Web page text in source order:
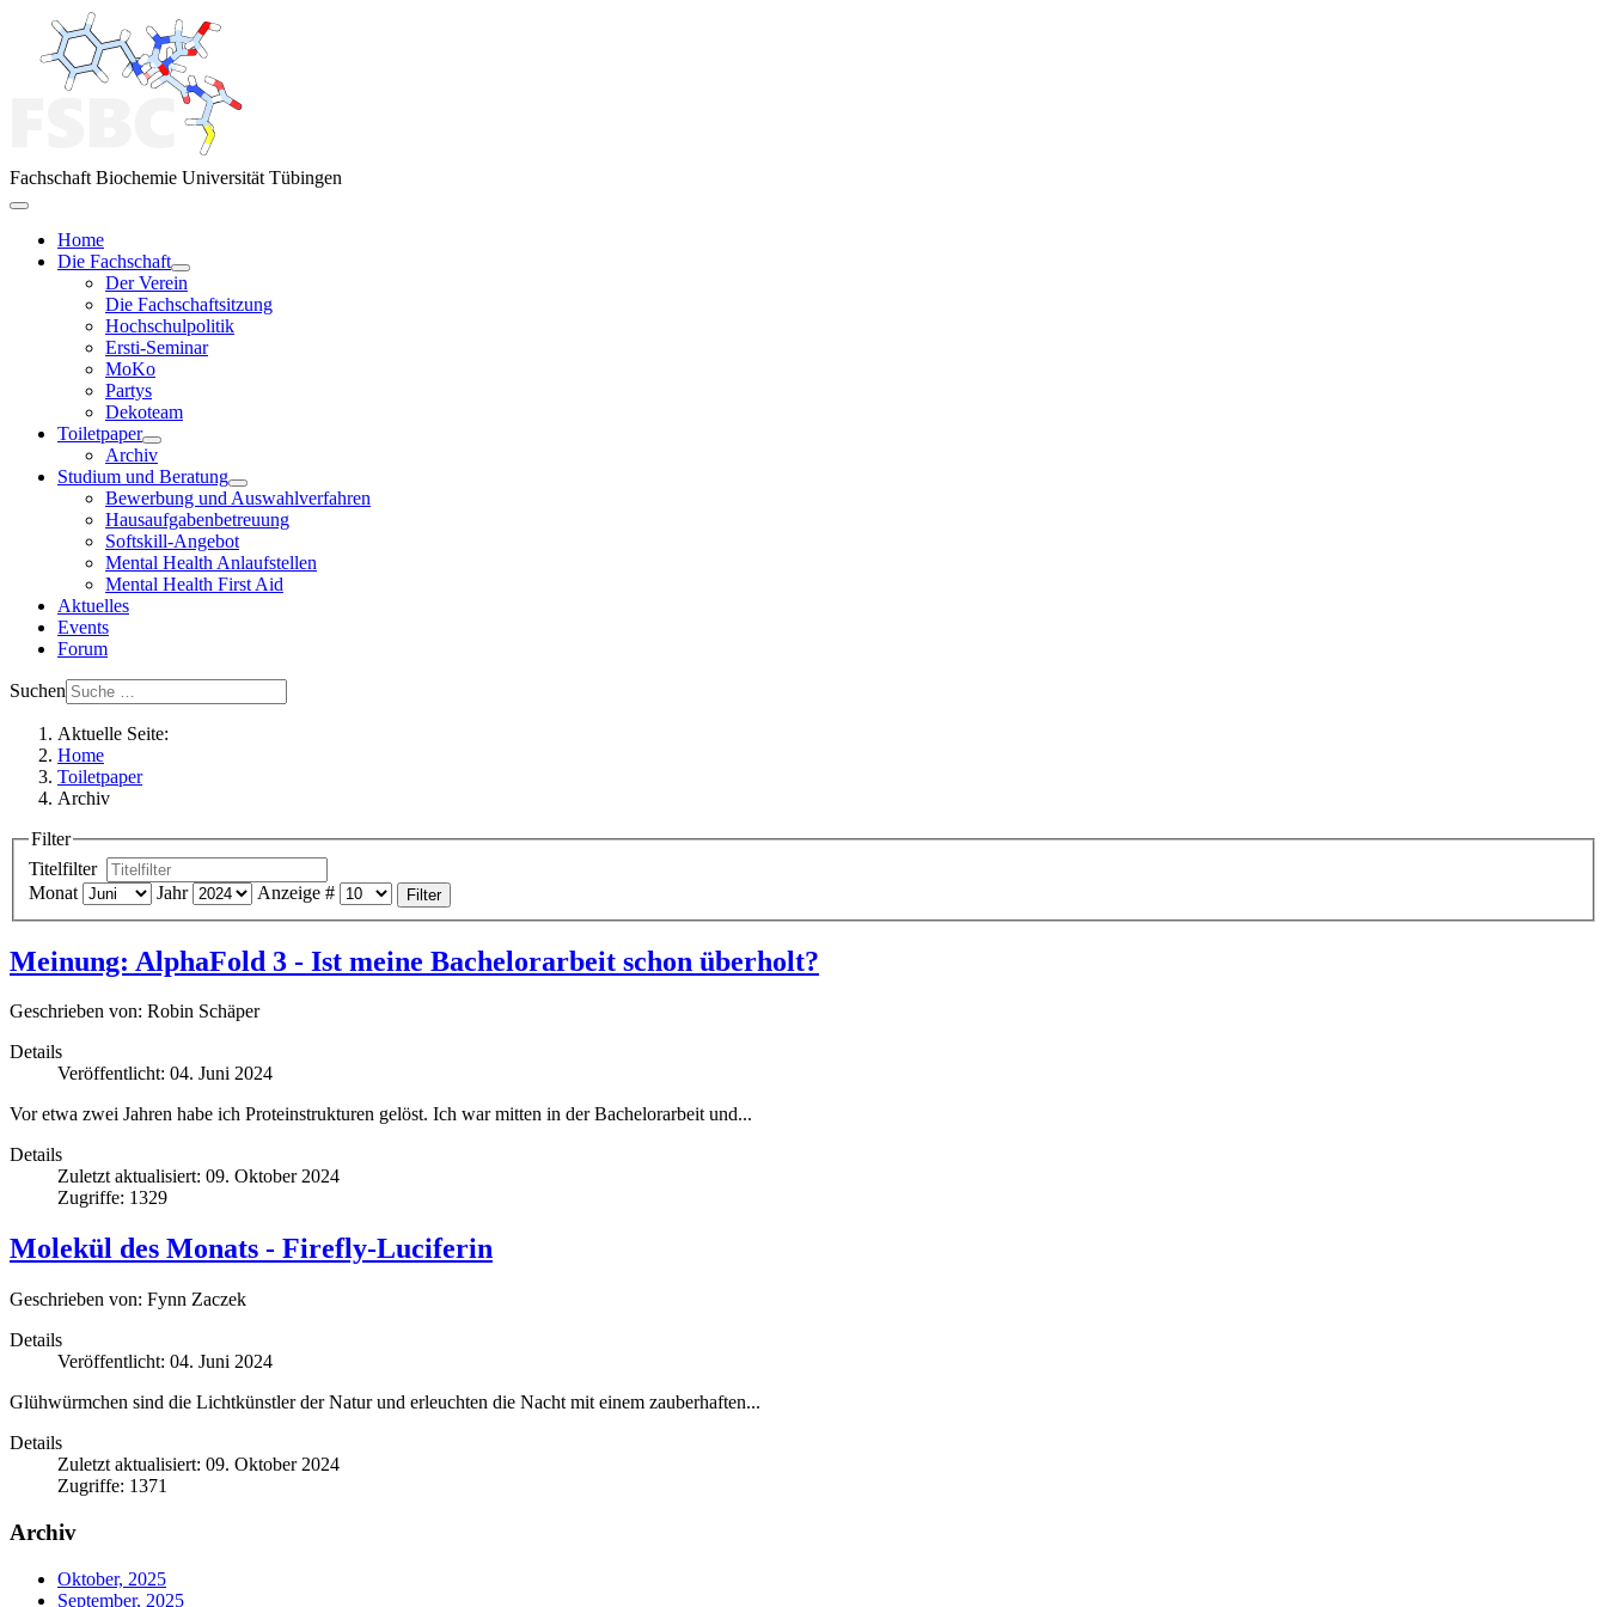
Fachschaft Biochemie Universität Tübingen
Home
Die Fachschaft
Der Verein
Die Fachschaftsitzung
Hochschulpolitik
Ersti-Seminar
MoKo
Partys
Dekoteam
Toiletpaper
Archiv
Studium und Beratung
Bewerbung und Auswahlverfahren
Hausaufgabenbetreuung
Softskill-Angebot
Mental Health Anlaufstellen
Mental Health First Aid
Aktuelles
Events
Forum
Suchen
Aktuelle Seite:
Home
Toiletpaper
Archiv
Filter
Titelfilter
Monat
Jahr Anzeige # Filter
Meinung: AlphaFold 3 - Ist meine Bachelorarbeit schon überholt?
Geschrieben von: Robin Schäper
Details
Veröffentlicht: 04. Juni 2024
Vor etwa zwei Jahren habe ich Proteinstrukturen gelöst. Ich war mitten in der Bachelorarbeit und...
Details
Zuletzt aktualisiert: 09. Oktober 2024
Zugriffe: 1329
Molekül des Monats - Firefly-Luciferin
Geschrieben von: Fynn Zaczek
Details
Veröffentlicht: 04. Juni 2024
Glühwürmchen sind die Lichtkünstler der Natur und erleuchten die Nacht mit einem zauberhaften...
Details
Zuletzt aktualisiert: 09. Oktober 2024
Zugriffe: 1371
Archiv
Oktober, 2025
September, 2025